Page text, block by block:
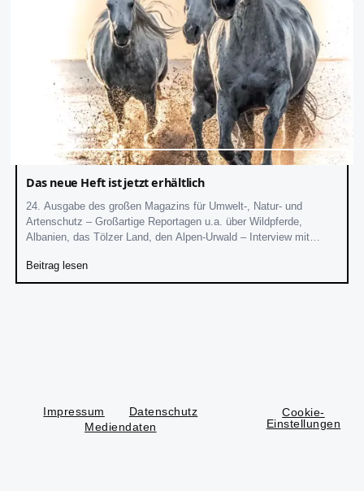
Das neue Heft ist jetzt erhältlich
24. Ausgabe des großen Magazins für Umwelt-, Natur- und
Artenschutz – Großartige Reportagen u.a. über Wildpferde,
Albanien, das Tölzer Land, den Alpen-Urwald – Interview mit
Beitrag lesen
Impressum
Datenschutz
Mediendaten
Cookie-
Einstellungen